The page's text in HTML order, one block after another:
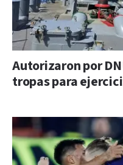
Autorizaron por
tropas para